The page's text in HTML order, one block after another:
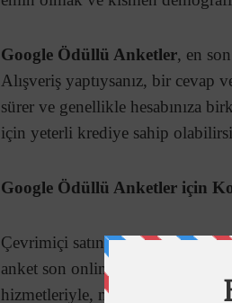
Google Ödüllü Anketler, en
Alışveriş yaptıysanız, bir cevap
sürer ve genellikle hesabınıza
için yeterli krediye sahip
Google Ödüllü Anketler için
Çevrimiçi satın alma
anket son online alış-veriş
hizmetleriyle, nereye gittiğinizi